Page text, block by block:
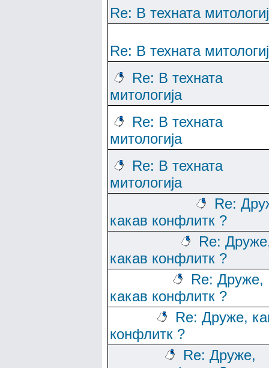
Re: В техната
Re: В техната
Re: В техната
митологија
Re: В техната
митологија
Re: В техната
митологија
Re:
какав конфлитк ?
Re:
какав конфлитк ?
Re: Друже,
какав конфлитк ?
Re: Друже,
конфлитк ?
Re: Друже,